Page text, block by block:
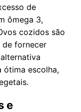
de
ômega 3,
cozidos são
de fornecer
ótima escolha,
e